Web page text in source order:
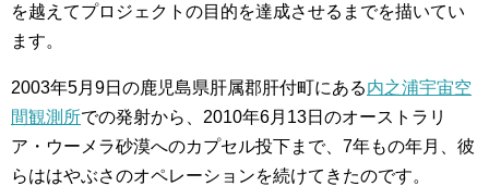
を越えてプロジェクトの目的を達成させるまでを描いてい
ます。
2003年5月9日の鹿児島県肝属郡肝付町にある内之浦宇宙空
間観測所での発射から、2010年6月13日のオーストラリ
ア・ウーメラ砂漠へのカプセル投下まで、7年もの年月、彼
らははやぶさのオペレーションを続けてきたのです。